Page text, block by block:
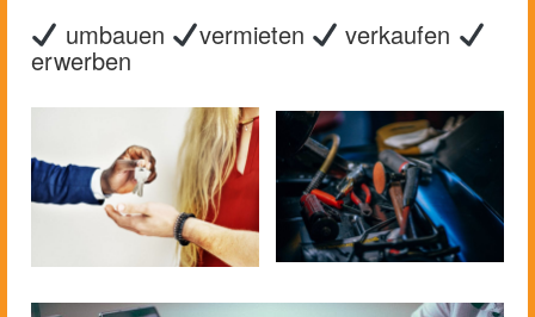
umbauen vermieten verkaufen
erwerben